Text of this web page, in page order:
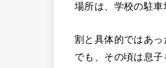
場所は、学校の駐車
割と具体的ではあっ
でも、その頃は息子